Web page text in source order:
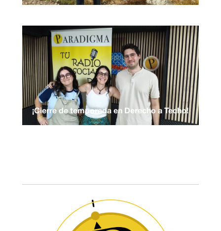
¡Cierre de temporada en Derecho a Techo!